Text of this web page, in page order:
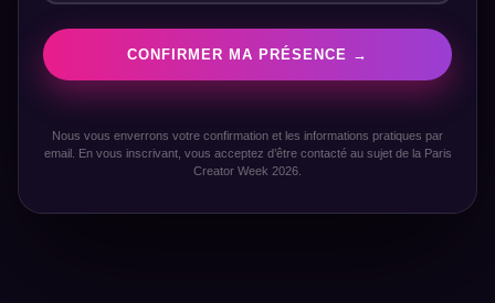
CONFIRMER MA PRÉSENCE →
Nous vous enverrons votre confirmation et les informations pratiques par
email. En vous inscrivant, vous acceptez d’être contacté au sujet de la Paris
Creator Week 2026.